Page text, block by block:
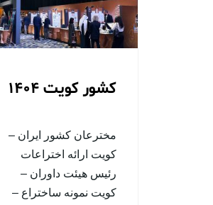
کشور کویت 1404
مخترعان کشور ایران –
کویت ارائه اختراعات
رئیس هیئت داوران –
کویت نمونه ساختراع –